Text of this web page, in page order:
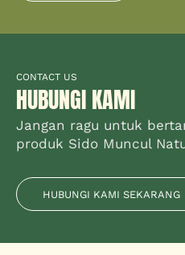
CONTACT US
HUBUNGI KAMI
Jangan ragu untuk
produk Sido Muncul
HUBUNGI KAMI SEKARANG